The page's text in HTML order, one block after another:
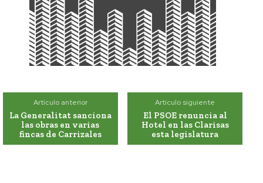
Artículo anterior
La Generalitat sanciona
las obras en varias
fincas de Carrizales
Artículo siguiente
El PSOE renuncia al
Hotel en las Clarisas
esta legislatura